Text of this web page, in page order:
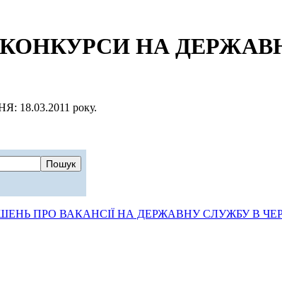
НА
18.03.2011 року.
ПРО ВАКАНСІЇ НА ДЕРЖАВНУ СЛУЖБУ В